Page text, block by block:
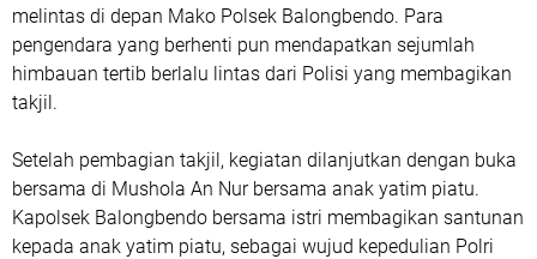
melintas di depan Mako Polsek Balongbendo. Para
pengendara yang berhenti pun mendapatkan sejumlah
himbauan tertib berlalu lintas dari Polisi yang membagikan
takjil.
Setelah pembagian takjil, kegiatan dilanjutkan dengan buka
bersama di Mushola An Nur bersama anak yatim piatu.
Kapolsek Balongbendo bersama istri membagikan santunan
kepada anak yatim piatu, sebagai wujud kepedulian Polri